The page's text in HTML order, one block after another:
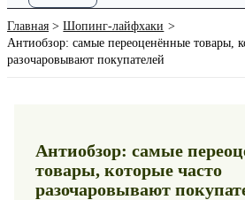
Главная
Шопинг-лайфхаки
Антиобзор: самые переоценённые товары,
разочаровывают покупателей
Антиобзор: самые
товары, которые часто
разочаровывают